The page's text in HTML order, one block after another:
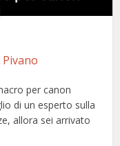
per canon
di un esperto sulla
allora sei arrivato